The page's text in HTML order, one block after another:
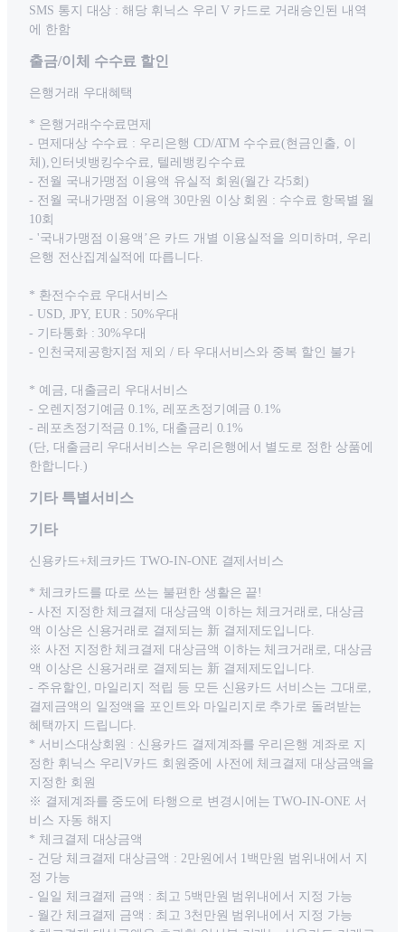
SMS 통지 대상 : 해당 휘닉스 우리 V 카드로 거래승인된 내역
에 한함
출금/이체 수수료 할인
은행거래 우대혜택
* 은행거래수수료면제
- 면제대상 수수료 : 우리은행 CD/ATM 수수료(현금인출, 이
체),인터넷뱅킹수수료, 텔레뱅킹수수료
- 전월 국내가맹점 이용액 유실적 회원(월간 각5회)
- 전월 국내가맹점 이용액 30만원 이상 회원 : 수수료 항목별 월
10회
- '국내가맹점 이용액’은 카드 개별 이용실적을 의미하며, 우리
은행 전산집계실적에 따릅니다.
* 환전수수료 우대서비스
- USD, JPY, EUR : 50%우대
- 기타통화 : 30%우대
- 인천국제공항지점 제외 / 타 우대서비스와 중복 할인 불가
* 예금, 대출금리 우대서비스
- 오렌지정기예금 0.1%, 레포츠정기예금 0.1%
- 레포츠정기적금 0.1%, 대출금리 0.1%
(단, 대출금리 우대서비스는 우리은행에서 별도로 정한 상품에
한합니다.)
기타 특별서비스
기타
신용카드+체크카드 TWO-IN-ONE 결제서비스
* 체크카드를 따로 쓰는 불편한 생활은 끝!
- 사전 지정한 체크결제 대상금액 이하는 체크거래로, 대상금
액 이상은 신용거래로 결제되는 新 결제제도입니다.
※ 사전 지정한 체크결제 대상금액 이하는 체크거래로, 대상금
액 이상은 신용거래로 결제되는 新 결제제도입니다.
- 주유할인, 마일리지 적립 등 모든 신용카드 서비스는 그대로,
결제금액의 일정액을 포인트와 마일리지로 추가로 돌려받는
혜택까지 드립니다.
* 서비스대상회원 : 신용카드 결제계좌를 우리은행 계좌로 지
정한 휘닉스 우리V카드 회원중에 사전에 체크결제 대상금액을
지정한 회원
※ 결제계좌를 중도에 타행으로 변경시에는 TWO-IN-ONE 서
비스 자동 해지
* 체크결제 대상금액
- 건당 체크결제 대상금액 : 2만원에서 1백만원 범위내에서 지
정 가능
- 일일 체크결제 금액 : 최고 5백만원 범위내에서 지정 가능
- 월간 체크결제 금액 : 최고 3천만원 범위내에서 지정 가능